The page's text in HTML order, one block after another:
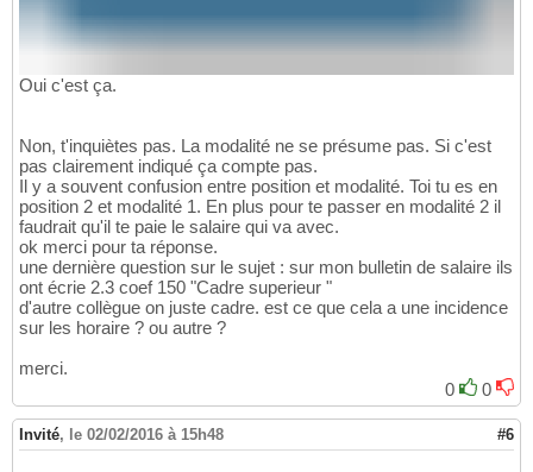
Oui c'est ça.
Non, t'inquiètes pas. La modalité ne se présume pas. Si c'est
pas clairement indiqué ça compte pas.
Il y a souvent confusion entre position et modalité. Toi tu es en
position 2 et modalité 1. En plus pour te passer en modalité 2 il
faudrait qu'il te paie le salaire qui va avec.
ok merci pour ta réponse.
une dernière question sur le sujet : sur mon bulletin de salaire ils
ont écrie 2.3 coef 150 "Cadre superieur "
d'autre collègue on juste cadre. est ce que cela a une incidence
sur les horaire ? ou autre ?
merci.
0
0
Invité, le 02/02/2016 à 15h48 #6